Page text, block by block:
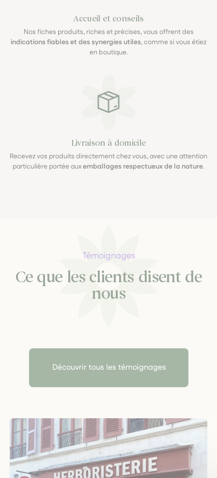
Accueil et conseils
Nos fiches produits, riches et précises, vous offrent des
indications fiables et des synergies utiles, comme si vous étiez
en boutique.
Livraison à domicile
Recevez vos produits directement chez vous, avec une attention
particulière portée auxemballages respectueux de la nature.
Témoignages
Ce que les clients disent de
nous
Découvrir tous les témoignages